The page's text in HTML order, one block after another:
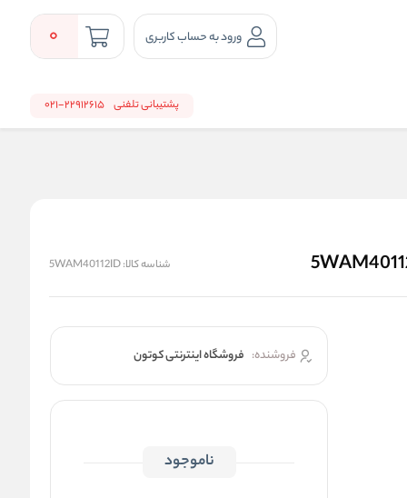
ورود به حساب کاربری 0
پشتیبانی تلفنی 22912615-021
شناسه کالا:5WAM40112ID
فروشنده: فروشگاه اینترنتی کوتون
ناموجود